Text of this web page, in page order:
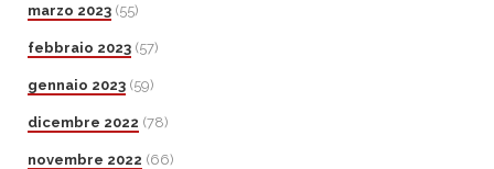
marzo 2023 (55)
febbraio 2023 (57)
gennaio 2023 (59)
dicembre 2022 (78)
novembre 2022 (66)